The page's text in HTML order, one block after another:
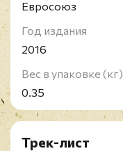
Евросоюз
Год издания
2016
Вес в упаковке (кг)
0.35
Трек-лист